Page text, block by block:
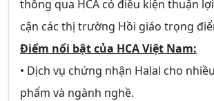
thông qua HCA có điều kiện thuận
cận các thị trường Hồi giáo trọng
Điểm nổi bật của HCA Việt Nam:
• Dịch vụ chứng nhận Halal cho
phẩm và ngành nghề.